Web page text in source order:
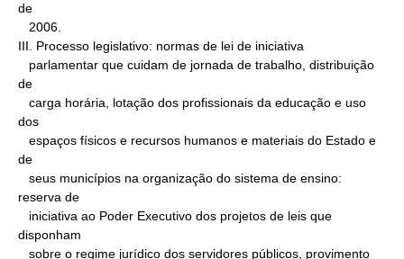
de
III. Processo legislativo: normas de lei de iniciativa
de
dos
de
reserva de
disponham